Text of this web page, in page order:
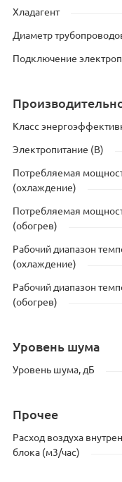
Хладагент
Диаметр
Подключение
Класс
Электропитание (В)
Потребляемая
(охлаждение)
Потребляемая
(обогрев)
Рабочий диапазон
(охлаждение)
Рабочий диапазон
(обогрев)
Уровень шума
Уровень шума, дБ
Прочее
Расход воздуха
блока (м3/час)